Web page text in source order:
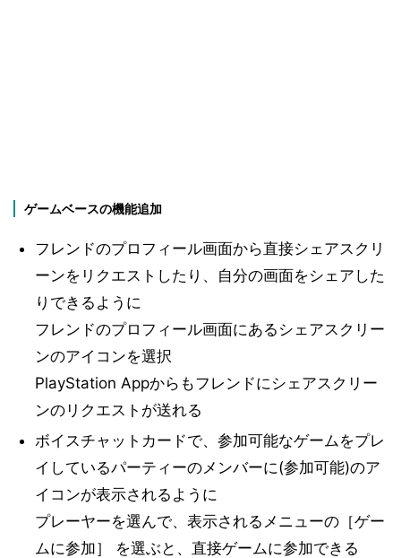
ゲームベースの機能追加
フレンドのプロフィール画面から直接シェアスクリ
ーンをリクエストしたり、自分の画面をシェアした
りできるように
フレンドのプロフィール画面にあるシェアスクリー
ンのアイコンを選択
PlayStation Appからもフレンドにシェアスクリー
ンのリクエストが送れる
ボイスチャットカードで、参加可能なゲームをプレ
イしているパーティーのメンバーに(参加可能)のア
イコンが表示されるように
プレーヤーを選んで、表示されるメニューの［ゲー
ムに参加］ を選ぶと、直接ゲームに参加できる